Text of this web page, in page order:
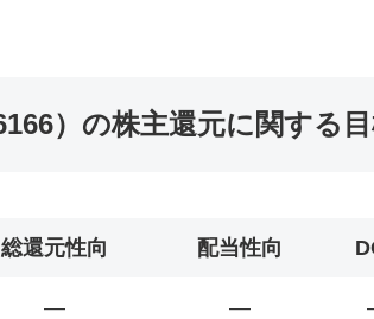
）の株主還元に関する
総還元性向 配当性向
― ―